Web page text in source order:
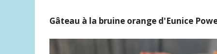
Gâteau à la bruine orange d'Eunice